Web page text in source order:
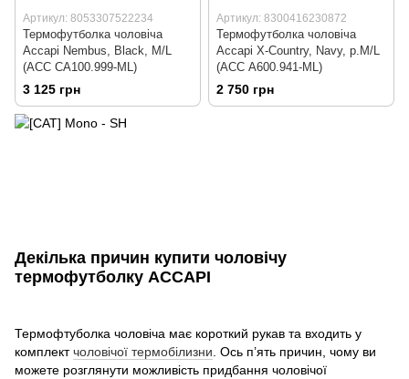
Артикул: 8053307522234
Термофутболка чоловіча
Accapi Nembus, Black, M/L
(ACC CA100.999-ML)
3 125 грн
Артикул: 8300416230872
Термофутболка чоловіча
Accapi X-Country, Navy, р.M/L
(ACC А600.941-ML)
2 750 грн
Декілька причин купити чоловічу
термофутболку ACCAPI
Термофтуболка чоловіча має короткий рукав та входить у
комплектчоловічої термобілизни . Ось п’ять причин, чому ви
можете розглянути можливість придбання чоловічої